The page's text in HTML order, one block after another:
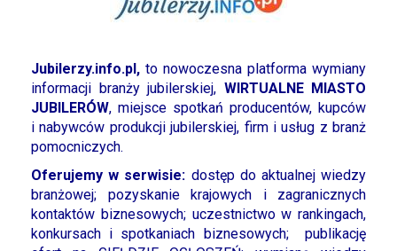
Jubilerzy.info.pl, to nowoczesna platforma wymiany
informacji branży jubilerskiej, WIRTUALNE MIASTO
JUBILERÓW, miejsce spotkań producentów, kupców
i nabywców produkcji jubilerskiej, firm i usług z branż
pomocniczych.
Oferujemy w serwisie: dostęp do aktualnej wiedzy
branżowej; pozyskanie krajowych i zagranicznych
kontaktów biznesowych; uczestnictwo w rankingach,
konkursach i spotkaniach biznesowych; publikację